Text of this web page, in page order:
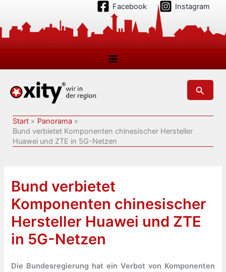
springen
Facebook Instagram
Suchen
Start
Panorama
Bund verbietet Komponenten chinesischer Hersteller
Huawei und ZTE in 5G-Netzen
Bund verbietet
Komponenten chinesischer
Hersteller Huawei und ZTE
in 5G-Netzen
Die Bundesregierung hat ein Verbot von Komponenten